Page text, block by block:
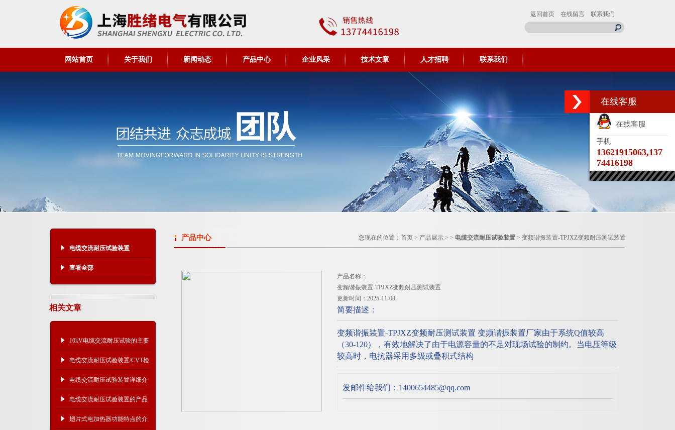
返回首页 在线留言 联系我们
网站首页 关于我们 新闻动态 产品中心 企业风采 技术文章 人才招聘 联系我们
电缆交流耐压试验装置
查看全部
相关文章
10kV电缆交流耐压试验的主要
试验设备
电缆交流耐压试验装置/CVT检
验用谐振升压装置
电缆交流耐压试验装置详细介
绍
电缆交流耐压试验装置的产品
及选用
翅片式电加热器功能特点的介
产品中心 您现在的位置： 首页 > 产品展示 > > 电缆交流耐压试验装置 > 变频谐振装置-TPJXZ变频耐压测试装置
产品名称：
变频谐振装置-TPJXZ变频耐压测试装置
更新时间：2025-11-08
简要描述：
变频谐振装置-TPJXZ变频耐压测试装置 变频谐振装置厂家由于系统Q值较高
（30-120），有效地解决了由于电源容量的不足对现场试验的制约。当电压等级
较高时，电抗器采用多级或叠积式结构
发邮件给我们：1400654485@qq.com
在线客服
在线客服
手机
13621915063,137
74416198